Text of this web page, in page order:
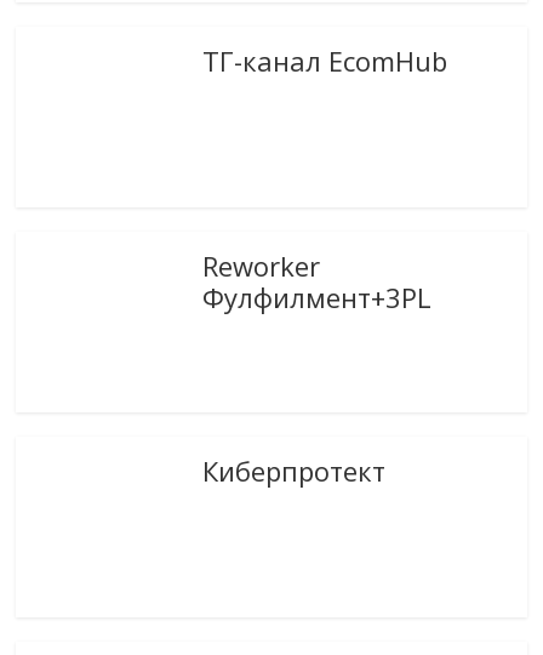
ТГ-канал EcomHub
Reworker
Фулфилмент+3PL
Киберпротект